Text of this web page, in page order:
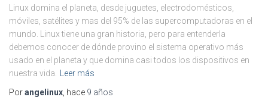
Linux domina el planeta, desde juguetes, electrodomésticos,
móviles, satélites y mas del 95% de las supercomputadoras en el
mundo. Linux tiene una gran historia, pero para entenderla
debemos conocer de dónde provino el sistema operativo más
usado en el planeta y que domina casi todos los dispositivos en
nuestra vida.
Leer más
Porangelinux , hace 9 años